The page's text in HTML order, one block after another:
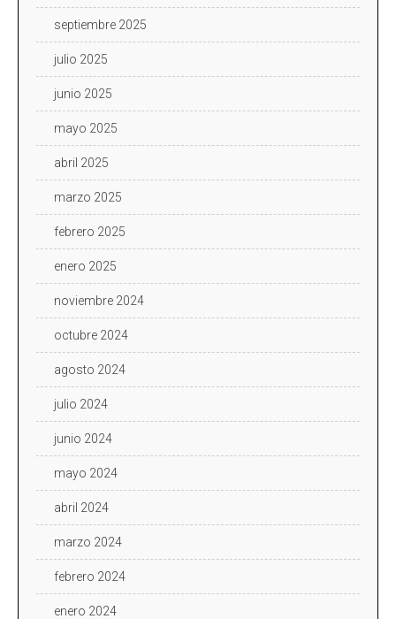
septiembre 2025
julio 2025
junio 2025
mayo 2025
abril 2025
marzo 2025
febrero 2025
enero 2025
noviembre 2024
octubre 2024
agosto 2024
julio 2024
junio 2024
mayo 2024
abril 2024
marzo 2024
febrero 2024
enero 2024